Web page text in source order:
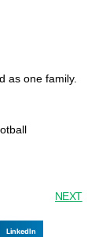
as one family.
NEXT
LinkedIn